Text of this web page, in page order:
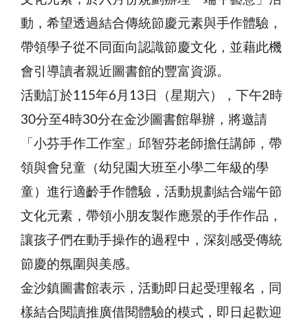
動，希望透過結合傳統節慶元素與手作體驗，
帶領學子從不同面向認識節慶文化，並藉此機
會引導讀者親近圖書館的豐富資源。
活動訂於115年6月13日（星期六），下午2時
30分至4時30分在金沙圖書館舉辦，將邀請
「小芬手作工作室」邱智芬老師擔任講師，帶
領與會兒童（幼兒園大班至小學二年級的學
童）進行適齡手作體驗，活動規劃結合端午節
文化元素，帶領小朋友製作應景的手作作品，
讓孩子們在動手操作的過程中，深刻感受傳統
節慶的氛圍與美感。
金沙鎮圖書館表示，活動即日起受理報名，同
樣結合閱讀推廣借閱體驗的模式，即日起歡迎